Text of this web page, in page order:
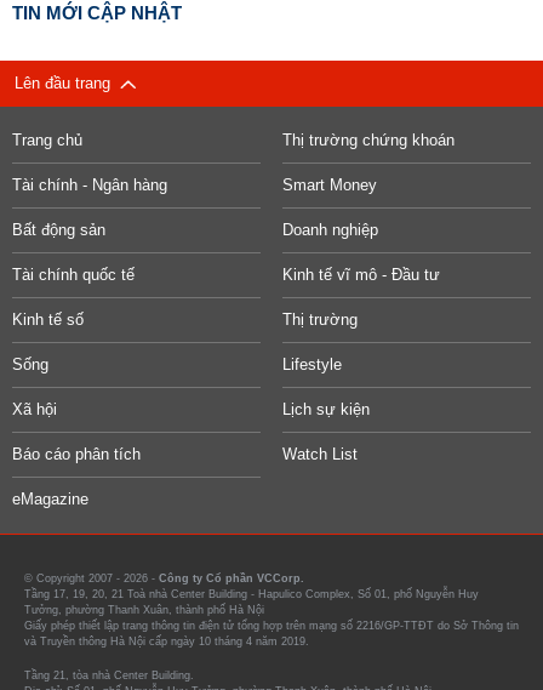
TIN MỚI CẬP NHẬT
Lên đầu trang
Trang chủ Thị trường chứng khoán
Tài chính - Ngân hàng Smart Money
Bất động sản Doanh nghiệp
Tài chính quốc tế Kinh tế vĩ mô - Đầu tư
Kinh tế số Thị trường
Sống Lifestyle
Xã hội Lịch sự kiện
Báo cáo phân tích Watch List
eMagazine
© Copyright 2007 - 2026 - Công ty Cổ phần VCCorp.
Tầng 17, 19, 20, 21 Toà nhà Center Building - Hapulico Complex, Số 01, phố Nguyễn Huy
Tưởng, phường Thanh Xuân, thành phố Hà Nội
Giấy phép thiết lập trang thông tin điện tử tổng hợp trên mạng số 2216/GP-TTĐT do Sở Thông tin
và Truyền thông Hà Nội cấp ngày 10 tháng 4 năm 2019.
Tầng 21, tòa nhà Center Building.